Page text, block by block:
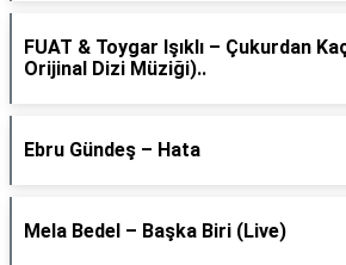
FUAT & Toygar Işıklı – Çukurdan
Orijinal Dizi Müziği)..
Ebru Gündeş – Hata
Mela Bedel – Başka Biri (Live)